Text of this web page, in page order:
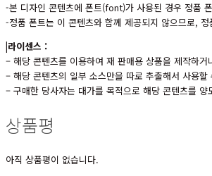
-본 디자인 콘텐츠에 폰트(font)가 사용된 경우 정품
-정품 폰트는 이 콘텐츠와 함께 제공되지 않으므로,
|라이센스 :
– 해당 콘텐츠를 이용하여 재 판매용 상품을 제작하거
– 해당 콘텐츠의 일부 소스만을 따로 추출해서 사용할
– 구매한 당사자는 대가를 목적으로 해당 콘텐츠를 양
상품평
아직 상품평이 없습니다.